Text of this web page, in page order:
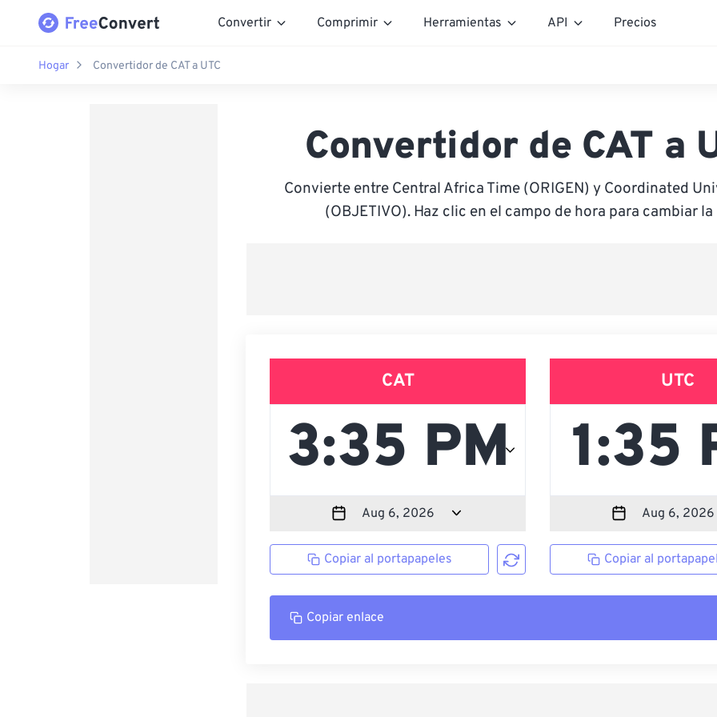
Convertir Comprimir Herramientas API Precios
Hogar Convertidor de CAT a UTC
Convertidor de CAT a
Convierte entre Central Africa Time (ORIGEN) y Coordinated
(OBJETIVO). Haz clic en el campo de hora para cambiar la
CAT
Copiar al portapapeles
UTC
Copiar al
Copiar enlace